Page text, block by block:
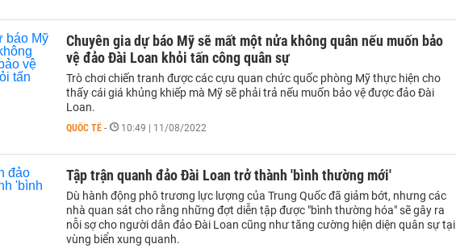
Chuyên gia dự báo Mỹ sẽ mất một nửa không quân nếu muốn bảo
vệ đảo Đài Loan khỏi tấn công quân sự
Trò chơi chiến tranh được các cựu quan chức quốc phòng Mỹ thực hiện cho
thấy cái giá khủng khiếp mà Mỹ sẽ phải trả nếu muốn bảo vệ được đảo Đài
Loan.
QUỐC TẾ - 10:49 | 11/08/2022
Tập trận quanh đảo Đài Loan trở thành 'bình thường mới'
Dù hành động phô trương lực lượng của Trung Quốc đã giảm bớt, nhưng các
nhà quan sát cho rằng những đợt diễn tập được "bình thường hóa" sẽ gây ra
nỗi sợ cho người dân đảo Đài Loan cũng như tăng cường hiện diện quân sự tại
vùng biển xung quanh.